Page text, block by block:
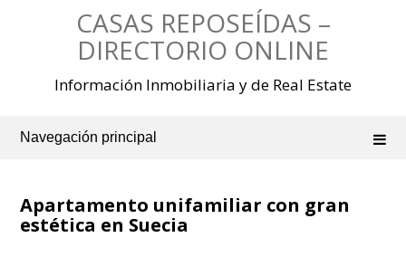
CASAS REPOSEÍDAS –
DIRECTORIO ONLINE
Información Inmobiliaria y de Real Estate
Navegación principal
Apartamento unifamiliar con gran
estética en Suecia